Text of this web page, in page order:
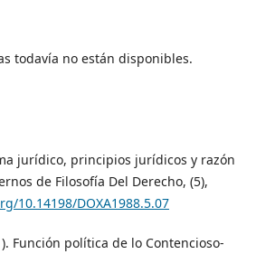
todavía no están disponibles.
jurídico, principios jurídicos y razón
de Filosofía Del Derecho, (5),
10.14198/DOXA1988.5.07
Función política de lo Contencioso-